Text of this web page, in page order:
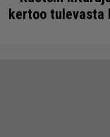
kertoo tulevasta